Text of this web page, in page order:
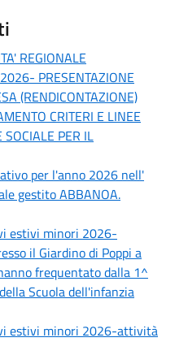
REGIONALE
PRESENTAZIONE
(RENDICONTAZIONE)
CRITERI E LINEE
SOCIALE PER IL
per l'anno 2026 nell'
gestito ABBANOA.
estivi minori 2026-
il Giardino di Poppi a
frequentato dalla 1^
Scuola dell'infanzia
estivi minori 2026-attività